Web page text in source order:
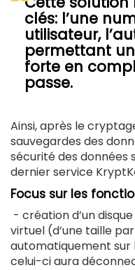
clés: l’une
utilisateur,
permettant
forte en
passe.
Ainsi, après le
sauvegardes des
sécurité des données
dernier service
Focus sur les
- création d’un
virtuel (d’une taille
automatiquement sur
celui-ci aura